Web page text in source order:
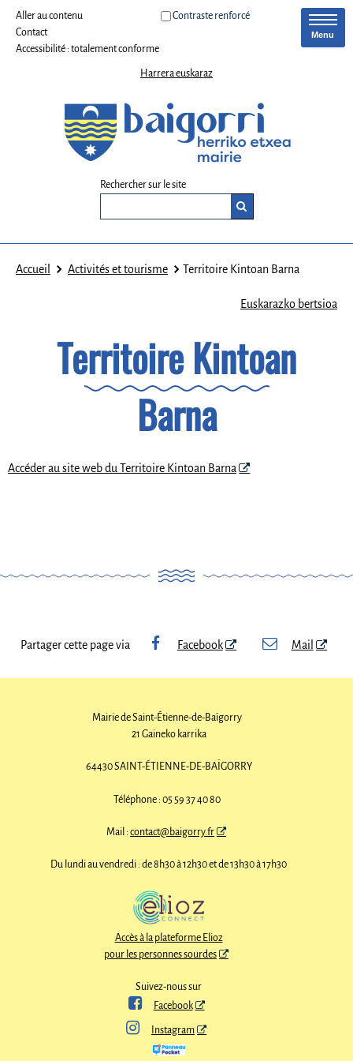
Aller au contenu
Contact
Accessibilité : totalement conforme
Contraste renforcé
Harrera euskaraz
Rechercher sur le site
Menu
Accueil Activités et tourisme Territoire Kintoan Barna
Euskarazko bertsioa
Territoire Kintoan
Barna
Accéder au site web du Territoire Kintoan Barna
Partager cette page via Facebook Mail
Mairie de Saint-Étienne-de-Baïgorry
21 Gaineko karrika
64430 SAINT-ÉTIENNE-DE-BAÏGORRY
Téléphone : 05 59 37 40 80
Mail :contact@baigorry.fr
Du lundi au vendredi : de 8h30 à 12h30 et de 13h30 à 17h30
Accès à la plateforme Elioz
pour les personnes sourdes
Suivez-nous sur
 Facebook
 Instagram